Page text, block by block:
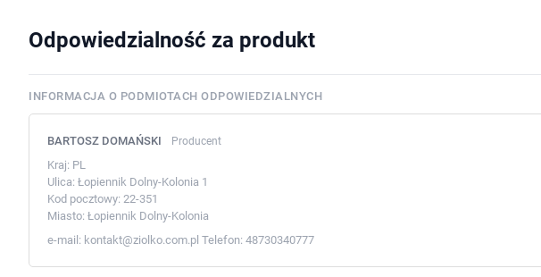
Odpowiedzialność za produkt
INFORMACJA O PODMIOTACH ODPOWIEDZIALNYCH
BARTOSZ DOMAŃSKI Producent
Kraj: PL
Ulica: Łopiennik Dolny-Kolonia 1
Kod pocztowy: 22-351
Miasto: Łopiennik Dolny-Kolonia
e-mail: kontakt@ziolko.com.pl Telefon: 48730340777